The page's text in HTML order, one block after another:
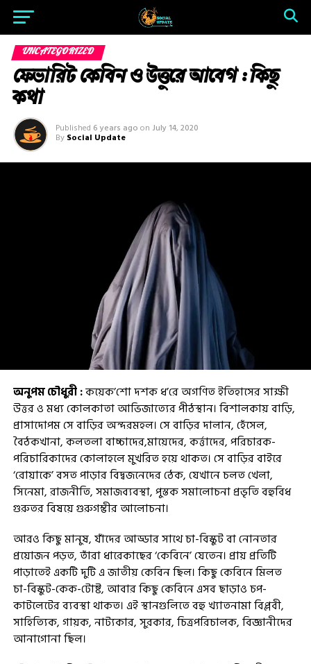
UNCATEGORIZED
ফেভারিট কেবিন ও উত্তুরে আবেগ : কিছু
কথা
Published 6 years ago on July 14, 2020
By Social Update
অনুপম চৌধুরী :কয়েক’শো দশক ধ’রে অগণিত ইতিহাসের সাক্ষী
উত্তর ও মধ্য কোলকাতা আভিজাত্যের পীঠস্থান। বিশালকায় বাড়ি,
প্রাসাদোপম সে বাড়ির অন্দরমহল। সে বাড়ির দালান, হেঁসেল,
বৈঠকখানা, কলতলা বাচ্চাদের,মায়েদের, কর্ত্তাদের, পরিচারক-
পরিচারিকাদের কোলাহলে মুখরিত হয়ে থাকত। সে বাড়ির বাইরে
‘রোয়াকে’ বসত পাড়ার বিদ্বজনেদের ঠেক, যেখানে চলত খেলা,
সিনেমা, রাজনীতি, সমাজব্যবস্থা, পুস্তক সমালোচনা প্রভৃতি বহুবিধ
গুরুতর বিষয়ে গুরুগম্ভীর আলোচনা।
আরও কিছু মানুষ, যাঁদের আড্ডার সাথে চা-বিস্কুট বা নোনতার
প্রয়োজন পড়ত, তাঁরা ধারেকাছের ‘কেবিনে’ যেতেন। প্রায় প্রতিটি
পাড়াতেই একটি দুটি এ জাতীয় কেবিন ছিল। কিছু কেবিনে মিলত
চা-বিস্কুট-কেক-টোষ্ট, আবার কিছু কেবিনে এসব ছাড়াও চপ-
কাটলেটের ব্যবস্থা থাকত। এই স্থানগুলিতে বহু খ্যাতনামা বিপ্লবী,
সাহিত্যিক, গায়ক, নাট্যকার, সুরকার, চিত্রপরিচালক, বিজ্ঞানীদের
আনাগোনা ছিল।